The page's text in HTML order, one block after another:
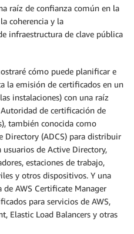
raíz de confianza común en la
coherencia y la
infraestructura de clave pública
cómo puede planificar e
la emisión de certificados en un
instalaciones) con una raíz
de certificación de
también conocida como
Directory (ADCS) para distribuir
de Active Directory,
estaciones de trabajo,
y otros dispositivos. Y una
AWS Certificate Manager
para servicios de AWS,
Elastic Load Balancers y otras